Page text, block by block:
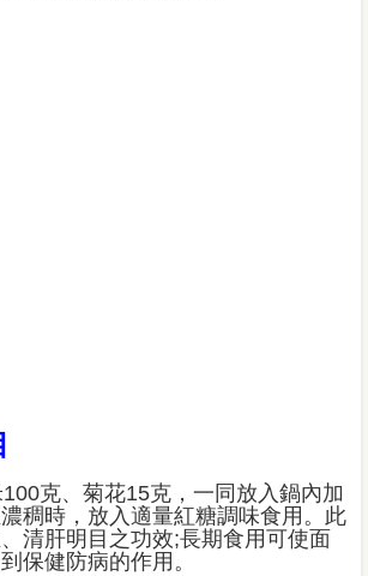
克、菊花15克，一同放入鍋內加
稠時，放入適量紅糖調味食用。此
清肝明目之功效;長期食用可使面
保健防病的作用。